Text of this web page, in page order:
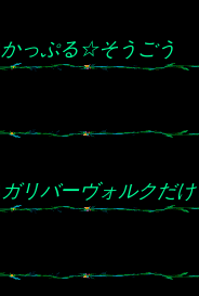
かっぷる☆そうごう
ガリバーヴォルクだ